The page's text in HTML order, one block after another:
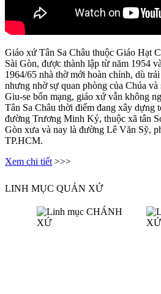
Giáo xứ Tân Sa Châu thuộc Giáo Hạt
Sài Gòn, được thành lập từ năm 1954
1964/65 nhà thờ mới hoàn chỉnh, dù
nhưng nhờ sự quan phòng của Chúa và
Giu-se bổn mạng, giáo xứ vẫn không
Tân Sa Châu thời điểm đang xây dựng
đường Trương Minh Ký, thuộc xã tân
Gòn xưa và nay là đường Lê Văn Sỹ,
TP.HCM.
Xem chi tiết >>>
LINH MỤC QUẢN XỨ